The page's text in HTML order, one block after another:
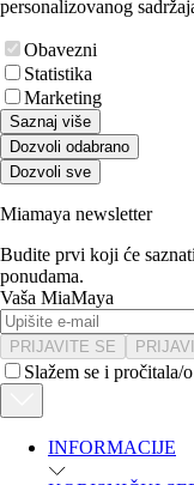
personalizovanog
Obavezni
Statistika
Marketing
Saznaj više
Dozvoli odabrano
Dozvoli sve
Miamaya newsletter
Budite prvi koji će
ponudama.
Vaša MiaMaya
PRIJAVITE SE
Slažem se i pročitala/
INFORMACIJE